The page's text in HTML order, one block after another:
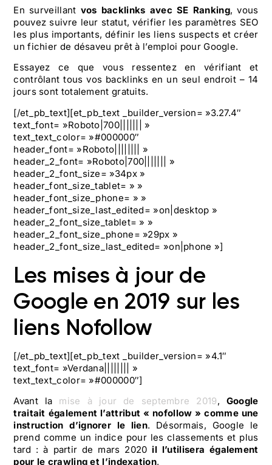
En surveillant vos backlinks avec SE Ranking, vous
pouvez suivre leur statut, vérifier les paramètres SEO
les plus importants, définir les liens suspects et créer
un fichier de désaveu prêt à l’emploi pour Google.
Essayez ce que vous ressentez en vérifiant et
contrôlant tous vos backlinks en un seul endroit – 14
jours sont totalement gratuits.
[/et_pb_text][et_pb_text _builder_version= »3.27.4″
text_font= »Roboto|700||||||| »
text_text_color= »#000000″
header_font= »Roboto|||||||| »
header_2_font= »Roboto|700||||||| »
header_2_font_size= »34px »
header_font_size_tablet= » »
header_font_size_phone= » »
header_font_size_last_edited= »on|desktop »
header_2_font_size_tablet= » »
header_2_font_size_phone= »29px »
header_2_font_size_last_edited= »on|phone »]
Les mises à jour de
Google en 2019 sur les
liens Nofollow
[/et_pb_text][et_pb_text _builder_version= »4.1″
text_font= »Verdana|||||||| »
text_text_color= »#000000″]
Avant la mise à jour de septembre 2019, Google
traitait également l’attribut « nofollow » comme une
instruction d’ignorer le lien. Désormais, Google le
prend comme un indice pour les classements et plus
tard : à partir de mars 2020il l’utilisera également
pour le crawling et l’indexation.